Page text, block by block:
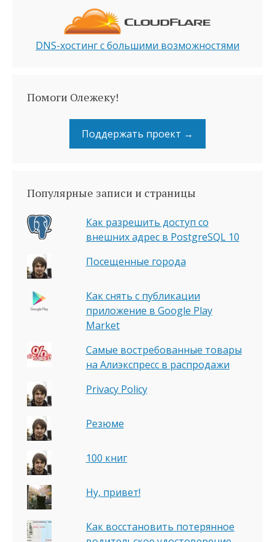
DNS-хостинг с большими возможностями
Помоги Олежеку!
Поддержать проект →
Популярные записи и страницы
Как разрешить доступ со
внешних адрес в PostgreSQL 10
Посещенные города
Как снять с публикации
приложение в Google Play
Market
Самые востребованные товары
на Алиэкспресс в распродажи
Privacy Policy
Резюме
100 книг
Ну, привет!
Как восстановить потерянное